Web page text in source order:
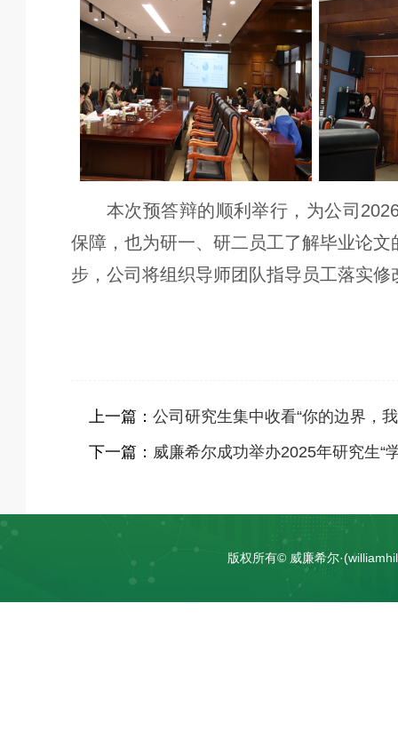
本次预答辩的顺利举行，为公司
保障，也为研一、研二员工了解毕业论
步，公司将组织导师团队指导员工落实修
上一篇： 公司研究生集中收看“你的边界，
下一篇： 威廉希尔成功举办2025年研究生“
版权所有© 威廉希尔